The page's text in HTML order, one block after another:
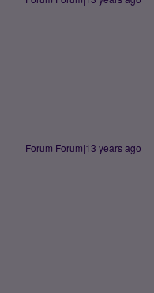
Forum|Forum|13 years ago